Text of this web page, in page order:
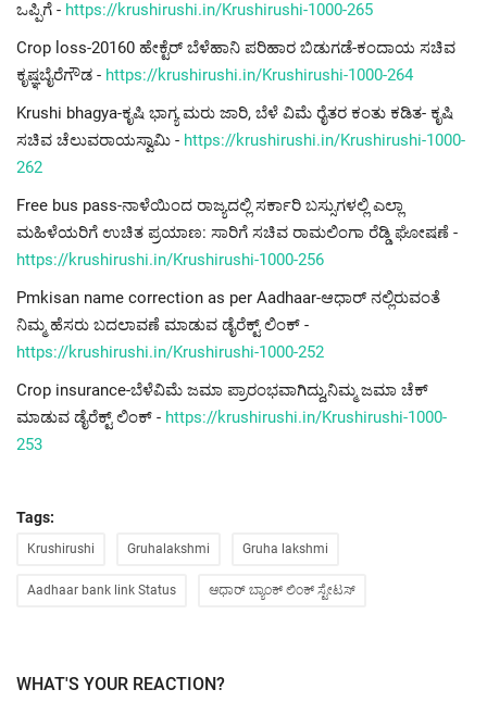
ಒಪ್ಪಿಗೆ - https://krushirushi.in/Krushirushi-1000-265
Crop loss-20160 ಹೇಕ್ಟೆರ್ ಬೆಳೆಹಾನಿ ಪರಿಹಾರ ಬಿಡುಗಡೆ-ಕಂದಾಯ ಸಚಿವ
ಕೃಷ್ಞಬೈರೆಗೌಡ - https://krushirushi.in/Krushirushi-1000-264
Krushi bhagya-ಕೃಷಿ ಭಾಗ್ಯ ಮರು ಜಾರಿ, ಬೆಳೆ ವಿಮೆ ರೈತರ ಕಂತು ಕಡಿತ- ಕೃಷಿ
ಸಚಿವ ಚೆಲುವರಾಯಸ್ವಾಮಿ - https://krushirushi.in/Krushirushi-1000-
262
Free bus pass-ನಾಳೆಯಿಂದ ರಾಜ್ಯದಲ್ಲಿ ಸರ್ಕಾರಿ ಬಸ್ಸುಗಳಲ್ಲಿ ಎಲ್ಲಾ
ಮಹಿಳೆಯರಿಗೆ ಉಚಿತ ಪ್ರಯಾಣ: ಸಾರಿಗೆ ಸಚಿವ ರಾಮಲಿಂಗಾ ರೆಡ್ಡಿ ಘೋಷಣೆ -
https://krushirushi.in/Krushirushi-1000-256
Pmkisan name correction as per Aadhaar-ಆಧಾರ್ ನಲ್ಲಿರುವಂತೆ
ನಿಮ್ಮ ಹೆಸರು ಬದಲಾವಣೆ ಮಾಡುವ ಡೈರೆಕ್ಟ್ ಲಿಂಕ್ -
https://krushirushi.in/Krushirushi-1000-252
Crop insurance-ಬೆಳೆವಿಮೆ ಜಮಾ ಪ್ರಾರಂಭವಾಗಿದ್ದು,ನಿಮ್ಮ ಜಮಾ ಚೆಕ್
ಮಾಡುವ ಡೈರೆಕ್ಟ್ ಲಿಂಕ್ - https://krushirushi.in/Krushirushi-1000-
253
Tags:
Krushirushi Gruhalakshmi Gruha lakshmi
Aadhaar bank link Status ಆಧಾರ್ ಬ್ಯಾಂಕ್ ಲಿಂಕ್ ಸ್ಟೇಟಸ್
WHAT'S YOUR REACTION?